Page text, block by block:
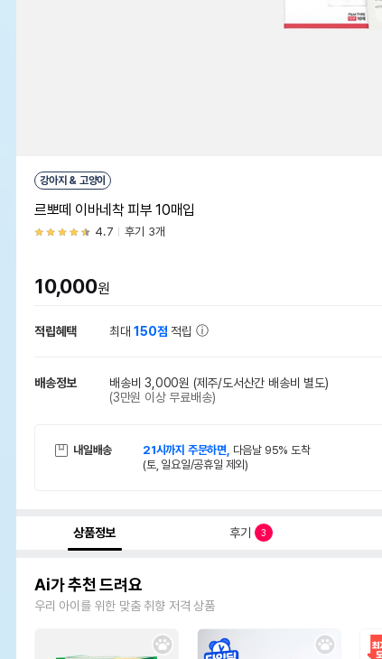
강아지 & 고양이
르뽀떼 이바네착 피부 10매입
4.7 후기 3개
10,000원
적립혜택 최대150점 적립
배송정보 배송비 3,000원 (제주/도서산간 배송비 별도)
(3만원 이상 무료배송)
내일배송 21시까지 주문하면, 다음날 95% 도착
(토, 일요일/공휴일 제외)
상품정보 후기 3
Ai가 추천 드려요
우리 아이를 위한 맞춤 취향 저격 상품